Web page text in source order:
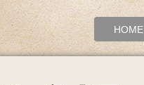
HOME